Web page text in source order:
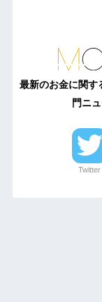
最新のお金に関す
門ニ
Twitter